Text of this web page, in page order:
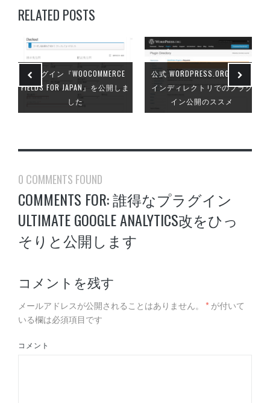
WordPress:WooCommerceを日本仕様へと日
本語化
webクリエイター パソコンを買う。-
2013年3月16日
WordPress:『続きを読む』read moreをpタ
グで囲む- 2013年3月5日
RELATED POSTS
プラグイン『WOOCOMMERCE
FIELDS FOR JAPAN』を公開しま
した
公式 WORDPRESS.ORGプラグ
インディレクトリでのプラグ
イン公開のススメ
0 COMMENTS FOUND
COMMENTS FOR: 誰得なプラグイン
ULTIMATE GOOGLE ANALYTICS改をひっ
そりと公開します
コメントを残す
メールアドレスが公開されることはありません。 * が付いて
いる欄は必須項目です
コメント